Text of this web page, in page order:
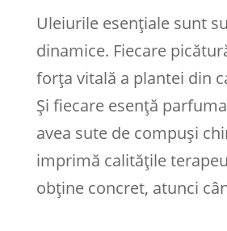
Uleiurile esențiale sunt
dinamice. Fiecare
forța vitală a plantei din
Și fiecare esență
avea sute de compuși
imprimă calitățile
obține concret, atunci